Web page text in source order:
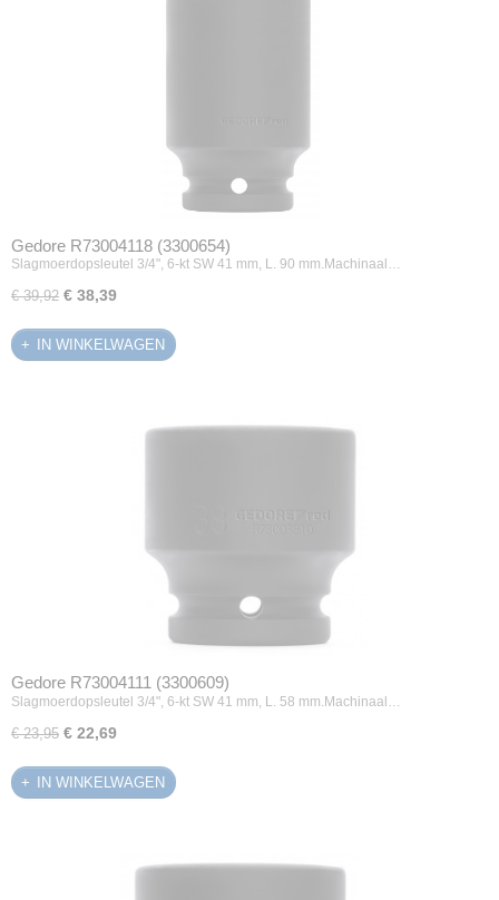
Gedore R73004118 (3300654)
Slagmoerdopsleutel 3/4", 6-kt SW 41 mm, L. 90 mm.Machinaal…
€ 39,92 € 38,39
IN WINKELWAGEN
Gedore R73004111 (3300609)
Slagmoerdopsleutel 3/4", 6-kt SW 41 mm, L. 58 mm.Machinaal…
€ 23,95 € 22,69
IN WINKELWAGEN